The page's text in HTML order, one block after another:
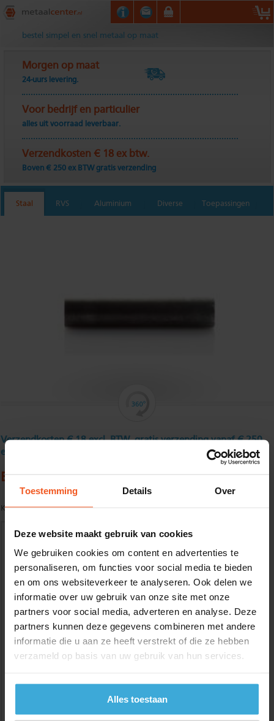
Toestemming Details Over
Deze website maakt gebruik van cookies
We gebruiken cookies om content en advertenties te
personaliseren, om functies voor social media te bieden
en om ons websiteverkeer te analyseren. Ook delen we
informatie over uw gebruik van onze site met onze
partners voor social media, adverteren en analyse. Deze
partners kunnen deze gegevens combineren met andere
informatie die u aan ze heeft verstrekt of die ze hebben
verzameld op basis van uw gebruik van hun services.
Alles toestaan
Metaalcenter.nl
bestel simpel en snel metaal op maat
Morgen op maat
24-uurs levering.
Voor bedrijf en particulier
alles uit voorraad leverbaar.
Verzendkosten € 18 ex btw.
Boven € 250 ex BTW gratis verzending
Staal RVS Aluminium Diverse Toepassingen
Verzendkosten € 18 excl. BTW, gratis verzending vanaf € 250
excl. BTW
Blank rondstaal 13 mm
Kwaliteit: S235JRG2C+C tol. vlgs. DIN 671/ EN 10278
Gewenste
lengtemaat in
(max. 2000 mm)
+/- 2 mm lengtetolerantie
Materiaalkosten
Alle bedragen zijn excl. 21% BTW